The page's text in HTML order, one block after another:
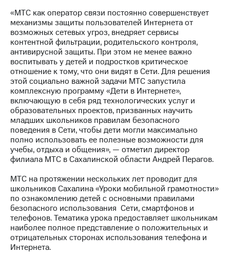
Акционерный
капитал
Контроль
и
аудит
Рынок
акций
Описание
Программа
приобретения
Порядок
выкупа
акций
Дивиденды
Рынок
Описание
Еврооблигации-2023
Уведомление
о
погашении
именных
облигаций
«МТС как оператор связи постоянно совершенствует
механизмы защиты пользователей Интернета от
возможных сетевых угроз, внедряет сервисы
контентной фильтрации, родительского контроля,
антивирусной защиты. При этом не менее важно
воспитывать у детей и подростков критическое
отношение к тому, что они видят в Сети. Для решения
этой социально важной задачи МТС запустила
комплексную программу «Дети в Интернете»,
включающую в себя ряд технологических услуг и
образовательных проектов, призванных научить
младших школьников правилам безопасного
поведения в Сети, чтобы дети могли максимально
полно использовать ее полезные возможности для
учебы, отдыха и общения», — отметил директор
филиала МТС в Сахалинской области Андрей Перагов.
МТС на протяжении нескольких лет проводит для
школьников Сахалина «Уроки мобильной грамотности»
по ознакомлению детей с основными правилами
безопасного использования Сети, смартфонов и
телефонов. Тематика урока предоставляет школьникам
наиболее полное представление о положительных и
отрицательных сторонах использования телефона и
Интернета.